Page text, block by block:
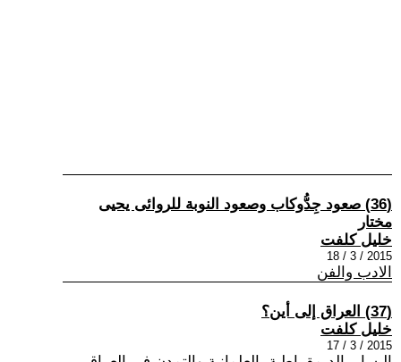
(36) صعود جِدُّوكاب وصعود النوبة للروائى يحيى
مختار
خليل كلفت
2015 / 3 / 18
الادب والفن
(37) العراق إلى أين؟
خليل كلفت
2015 / 3 / 17